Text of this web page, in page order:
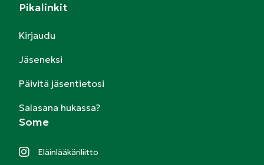
Pikalinkit
Kirjaudu
Jäseneksi
Päivitä jäsentietosi
Salasana hukassa?
Some
Eläinlääkäriliitto